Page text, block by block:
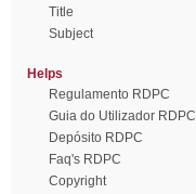
Title
Subject
Helps
Regulamento RDPC
Guia do Utilizador RDPC
Depósito RDPC
Faq's RDPC
Copyright